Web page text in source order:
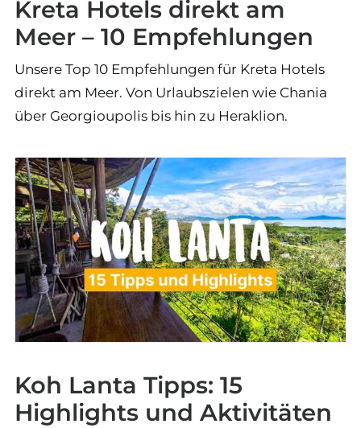
Kreta Hotels direkt am
Meer – 10 Empfehlungen
Unsere Top 10 Empfehlungen für Kreta Hotels
direkt am Meer. Von Urlaubszielen wie Chania
über Georgioupolis bis hin zu Heraklion.
Koh Lanta Tipps: 15
Highlights und Aktivitäten